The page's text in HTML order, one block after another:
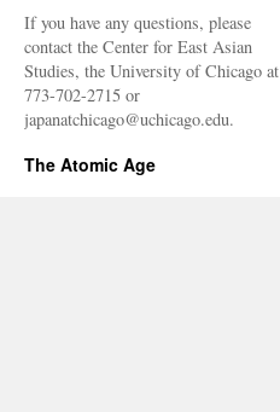
If you have any questions, please
contact the Center for East Asian
Studies, the University of Chicago at
773-702-2715 or
japanatchicago@uchicago.edu.
The Atomic Age